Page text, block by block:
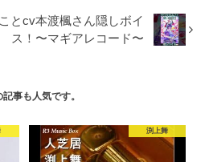
とcv本渡楓さん隠しボイ
ス！〜マギアレコード〜
事も人気です。
渕上舞